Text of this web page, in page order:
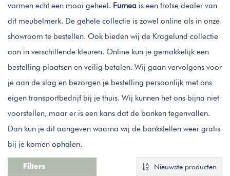
vormen echt een mooi geheel. Furnea is een trotse dealer van
dit meubelmerk. De gehele collectie is zowel online als in onze
showroom te bestellen. Ook bieden wij de Kragelund collectie
aan in verschillende kleuren. Online kun je gemakkelijk een
bestelling plaatsen en veilig betalen. Wij gaan vervolgens voor
je aan de slag en bezorgen je bestelling persoonlijk met ons
eigen transportbedrijf bij je thuis. Wij kunnen het ons bijna niet
voorstellen, maar er is een kans dat de banken tegenvallen.
Dan kun je dit aangeven waarna wij de bankstellen weer gratis
bij je komen ophalen.
Filters Nieuwste producten